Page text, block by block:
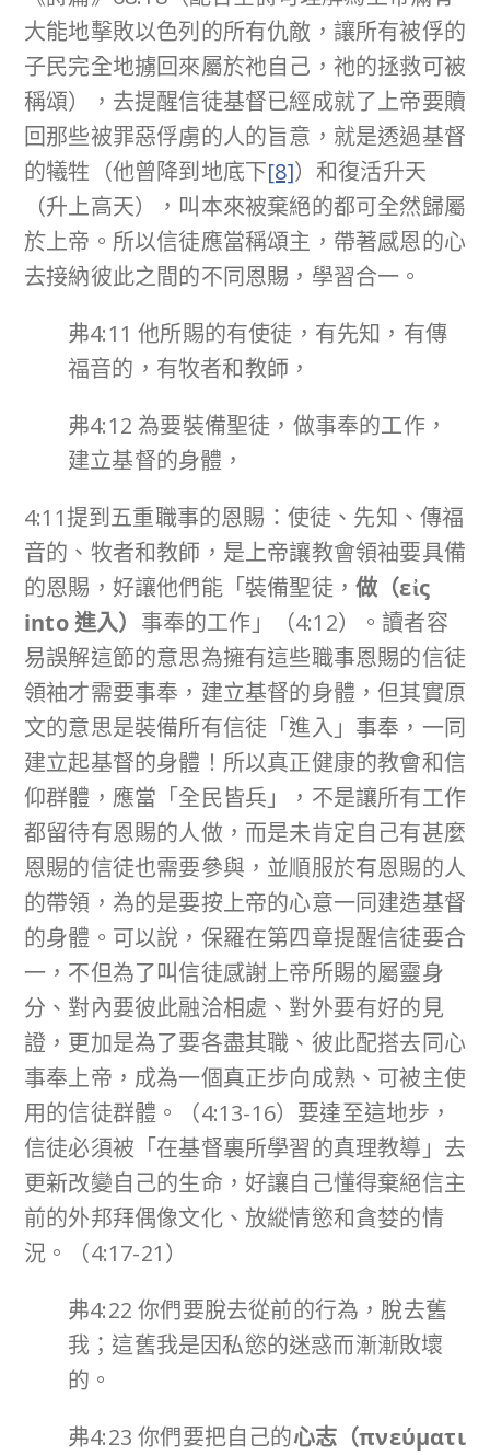
大能地擊敗以色列的所有仇敵，讓所有被俘的
子民完全地擄回來屬於祂自己，祂的拯救可被
稱頌），去提醒信徒基督已經成就了上帝要贖
回那些被罪惡俘虜的人的旨意，就是透過基督
的犧牲（他曾降到地底下[8]）和復活升天
（升上高天），叫本來被棄絕的都可全然歸屬
於上帝。所以信徒應當稱頌主，帶著感恩的心
去接納彼此之間的不同恩賜，學習合一。
弗4:11 他所賜的有使徒，有先知，有傳
福音的，有牧者和教師，
弗4:12 為要裝備聖徒，做事奉的工作，
建立基督的身體，
4:11提到五重職事的恩賜：使徒、先知、傳福
音的、牧者和教師，是上帝讓教會領袖要具備
的恩賜，好讓他們能「裝備聖徒， 做（εἰς
into進入） 事奉的工作」（4:12）。讀者容
易誤解這節的意思為擁有這些職事恩賜的信徒
領袖才需要事奉，建立基督的身體，但其實原
文的意思是裝備所有信徒「進入」事奉，一同
建立起基督的身體！所以真正健康的教會和信
仰群體，應當「全民皆兵」，不是讓所有工作
都留待有恩賜的人做，而是未肯定自己有甚麼
恩賜的信徒也需要參與，並順服於有恩賜的人
的帶領，為的是要按上帝的心意一同建造基督
的身體。可以說，保羅在第四章提醒信徒要合
一，不但為了叫信徒感謝上帝所賜的屬靈身
分、對內要彼此融洽相處、對外要有好的見
證，更加是為了要各盡其職、彼此配搭去同心
事奉上帝，成為一個真正步向成熟、可被主使
用的信徒群體。（4:13-16）要達至這地步，
信徒必須被「在基督裏所學習的真理教導」去
更新改變自己的生命，好讓自己懂得棄絕信主
前的外邦拜偶像文化、放縱情慾和貪婪的情
況。（4:17-21）
弗4:22 你們要脫去從前的行為，脫去舊
我；這舊我是因私慾的迷惑而漸漸敗壞
的。
弗4:23 你們要把自己的心志（πνεύματι